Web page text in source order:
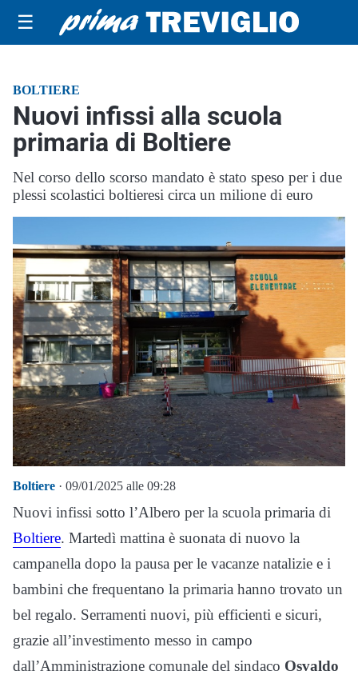
☰
BOLTIERE
Nuovi infissi alla scuola
primaria di Boltiere
Nel corso dello scorso mandato è stato speso per i due
plessi scolastici boltieresi circa un milione di euro
Boltiere · 09/01/2025 alle 09:28
Nuovi infissi sotto l’Albero per la scuola primaria di
Boltiere. Martedì mattina è suonata di nuovo la
campanella dopo la pausa per le vacanze natalizie e i
bambini che frequentano la primaria hanno trovato un
bel regalo. Serramenti nuovi, più efficienti e sicuri,
grazie all’investimento messo in campo
dall’Amministrazione comunale del sindaco Osvaldo